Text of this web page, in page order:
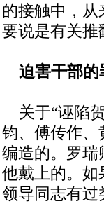
的接触中，
要说是有关推
迫害干部
关于“诬陷
钧、傅传作、
编造的。罗瑞
他戴上的。如
领导同志有过